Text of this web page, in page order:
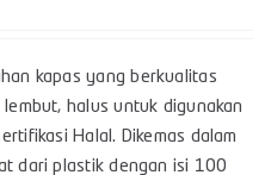
kapas yang berkualitas
halus untuk digunakan
Halal. Dikemas dalam
dari plastik dengan isi 100